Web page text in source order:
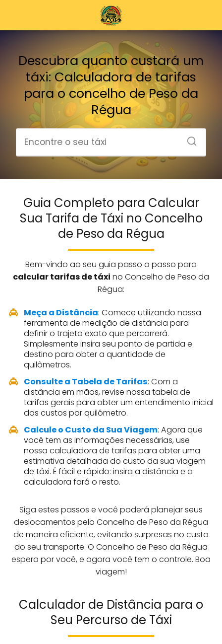
Descubra quanto custará um
táxi: Calculadora de tarifas
para o concelho de Peso da
Régua
Guia Completo para Calcular
Sua Tarifa de Táxi no Concelho
de Peso da Régua
Bem-vindo ao seu guia passo a passo para
calcular tarifas de táxi no Concelho de Peso da
Régua:
Meça a Distância: Comece utilizando nossa
ferramenta de medição de distância para
definir o trajeto exato que percorrerá.
Simplesmente insira seu ponto de partida e
destino para obter a quantidade de
quilômetros.
Consulte a Tabela de Tarifas: Com a
distância em mãos, revise nossa tabela de
tarifas gerais para obter um entendimento inicial
dos custos por quilômetro.
Calcule o Custo da Sua Viagem: Agora que
você tem as informações necessárias, use
nossa calculadora de tarifas para obter uma
estimativa detalhada do custo da sua viagem
de táxi. É fácil e rápido: insira a distância e a
calculadora fará o resto.
Siga estes passos e você poderá planejar seus
deslocamentos pelo Concelho de Peso da Régua
de maneira eficiente, evitando surpresas no custo
do seu transporte. O Concelho de Peso da Régua
espera por você, e agora você tem o controle. Boa
viagem!
Calculador de Distância para o
Seu Percurso de Táxi